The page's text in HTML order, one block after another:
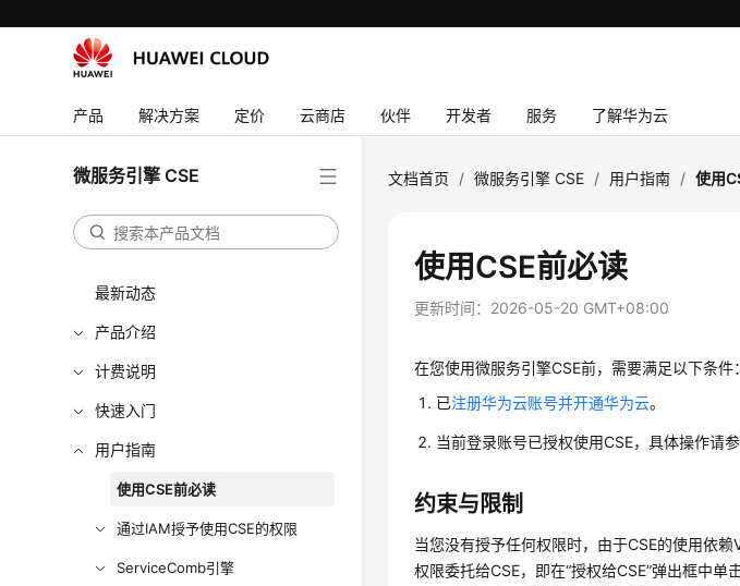
产品 解决方案 定价 云商店 伙伴 开发者 服务 了解华为云
微服务引擎 CSE
最新动态
产品介绍
计费说明
快速入门
用户指南
使用CSE前必读
通过IAM授予使用CSE的权限
ServiceComb引擎
文档首页 / 微服务引擎 CSE / 用户指南 / 使用
使用CSE前必读
更新时间： 2026-05-20 GMT+08:00
在您使用微服务引擎CSE前，需要满足以下条件：
已注册华为云账号并开通华为云。
当前登录账号已授权使用CSE，具体操作请
约束与限制
当您没有授予任何权限时，由于CSE的使用依
权限委托给CSE，即在“授权给CSE”弹出框中单